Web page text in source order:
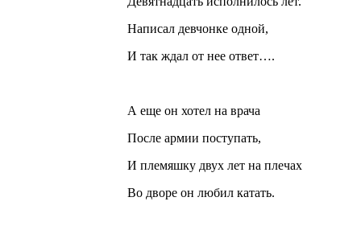
Написал девчонке одной,
И так ждал от нее ответ….
А еще он хотел на врача
После армии поступать,
И племяшку двух лет на плечах
Во дворе он любил катать.